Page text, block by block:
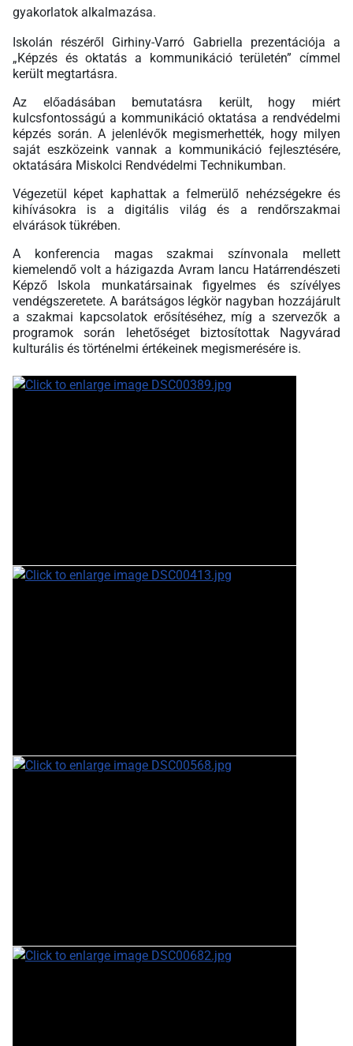
gyakorlatok alkalmazása.
Iskolán részéről Girhiny-Varró Gabriella prezentációja a
„Képzés és oktatás a kommunikáció területén” címmel
került megtartásra.
Az előadásában bemutatásra került, hogy miért
kulcsfontosságú a kommunikáció oktatása a rendvédelmi
képzés során. A jelenlévők megismerhették, hogy milyen
saját eszközeink vannak a kommunikáció fejlesztésére,
oktatására Miskolci Rendvédelmi Technikumban.
Végezetül képet kaphattak a felmerülő nehézségekre és
kihívásokra is a digitális világ és a rendőrszakmai
elvárások tükrében.
A konferencia magas szakmai színvonala mellett
kiemelendő volt a házigazda Avram Iancu Határrendészeti
Képző Iskola munkatársainak figyelmes és szívélyes
vendégszeretete. A barátságos légkör nagyban hozzájárult
a szakmai kapcsolatok erősítéséhez, míg a szervezők a
programok során lehetőséget biztosítottak
Nagyvárad
kulturális és történelmi értékeinek megismerésére is.